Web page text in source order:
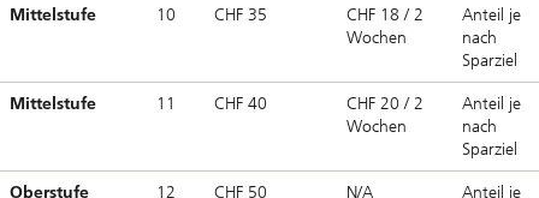
Mittelstufe 10 CHF 35
CHF 18 / 2
Wochen
Anteil je
nach
Sparziel
Mittelstufe 11 CHF 40
CHF 20 / 2
Wochen
Anteil je
nach
Sparziel
Oberstufe 12 CHF 50 N/A
Anteil je